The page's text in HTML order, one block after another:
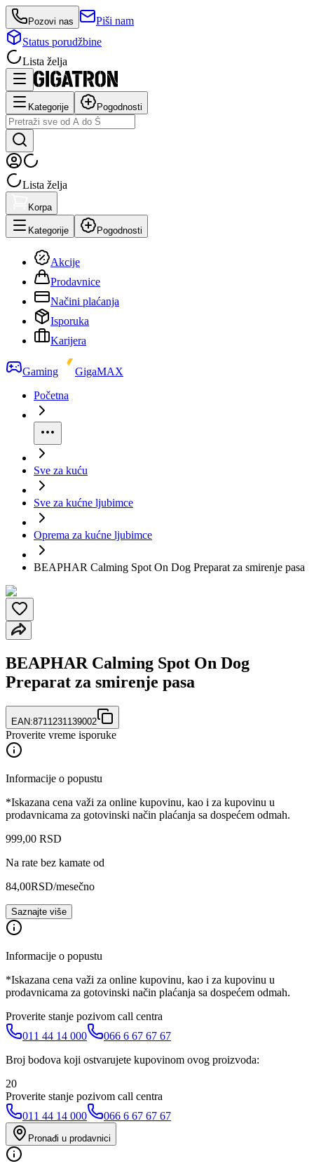
Pozovi nas
Piši nam
Status porudžbine
Lista želja
Kategorije Pogodnosti
Lista želja
Korpa
Kategorije Pogodnosti
Akcije
Prodavnice
Načini plaćanja
Isporuka
Karijera
Gaming
GigaMAX
Početna
Sve za kuću
Sve za kućne ljubimce
Oprema za kućne ljubimce
BEAPHAR Calming Spot On Dog Preparat za smirenje pasa
BEAPHAR Calming Spot On Dog
Preparat za smirenje pasa
EAN:8711231139002
Proverite vreme isporuke
Informacije o popustu
*Iskazana cena važi za online kupovinu, kao i za kupovinu u
prodavnicama za gotovinski način plaćanja sa dospećem odmah.
999,00 RSD
Na rate bez kamate od
84,00RSD/mesečno
Saznajte više
Informacije o popustu
*Iskazana cena važi za online kupovinu, kao i za kupovinu u
prodavnicama za gotovinski način plaćanja sa dospećem odmah.
Proverite stanje pozivom call centra
011 44 14 000
066 6 67 67 67
Broj bodova koji ostvarujete kupovinom ovog proizvoda:
20
Proverite stanje pozivom call centra
011 44 14 000
066 6 67 67 67
Pronađi u prodavnici